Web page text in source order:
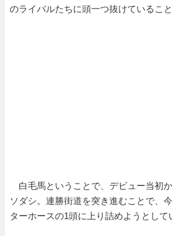
のライバルたちに頭一つ抜けているこ
白毛馬ということで、デビュー当初
ソダシ。連勝街道を突き進むことで、
ターホースの1頭に上り詰めようとして